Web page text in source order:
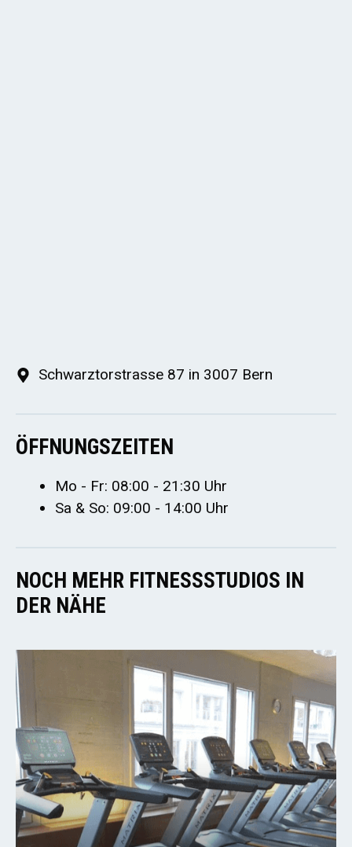
Schwarztorstrasse 87 in 3007 Bern
ÖFFNUNGSZEITEN
Mo - Fr: 08:00 - 21:30 Uhr
Sa & So: 09:00 - 14:00 Uhr
NOCH MEHR FITNESSSTUDIOS IN
DER NÄHE